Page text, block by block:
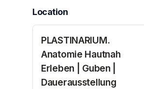
Location
PLASTINARIUM.
Anatomie Hautnah
Erleben | Guben |
Dauerausstellung